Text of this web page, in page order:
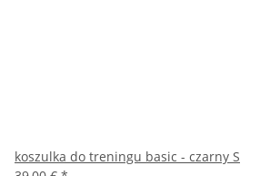
koszulka do treningu basic - czarny S